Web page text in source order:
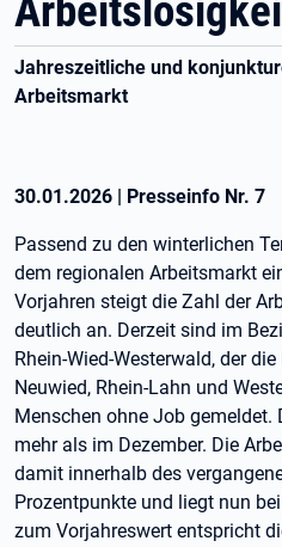
Jahreszeitliche und
Arbeitsmarkt
30.01.2026 | Presseinfo Nr. 7
Passend zu den winterlichen
dem regionalen Arbeitsmarkt
Vorjahren steigt die Zahl der
deutlich an. Derzeit sind im
Rhein-Wied-Westerwald, der
Neuwied, Rhein-Lahn und
Menschen ohne Job gemeldet.
mehr als im Dezember. Die
damit innerhalb des
Prozentpunkte und liegt nun
zum Vorjahreswert entspricht